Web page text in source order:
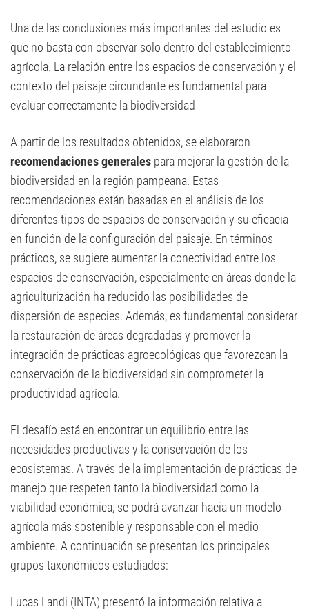
Una de las conclusiones más importantes del estudio es
que no basta con observar solo dentro del establecimiento
agrícola. La relación entre los espacios de conservación y el
contexto del paisaje circundante es fundamental para
evaluar correctamente la biodiversidad
A partir de los resultados obtenidos, se elaboraron
recomendaciones generales para mejorar la gestión de la
biodiversidad en la región pampeana. Estas
recomendaciones están basadas en el análisis de los
diferentes tipos de espacios de conservación y su eficacia
en función de la configuración del paisaje. En términos
prácticos, se sugiere aumentar la conectividad entre los
espacios de conservación, especialmente en áreas donde la
agriculturización ha reducido las posibilidades de
dispersión de especies. Además, es fundamental considerar
la restauración de áreas degradadas y promover la
integración de prácticas agroecológicas que favorezcan la
conservación de la biodiversidad sin comprometer la
productividad agrícola.
El desafío está en encontrar un equilibrio entre las
necesidades productivas y la conservación de los
ecosistemas. A través de la implementación de prácticas de
manejo que respeten tanto la biodiversidad como la
viabilidad económica, se podrá avanzar hacia un modelo
agrícola más sostenible y responsable con el medio
ambiente. A continuación se presentan los principales
grupos taxonómicos estudiados:
Lucas Landi (INTA) presentó la información relativa a